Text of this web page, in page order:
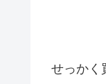
せっかく